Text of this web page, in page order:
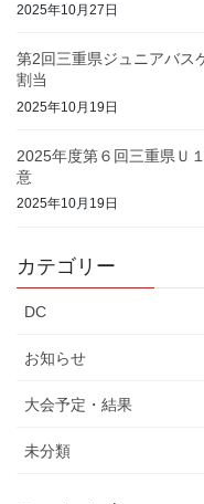
2025年10月27日
第2回三重県ジュニアバス
割当
2025年10月19日
2025年度第６回三重県Ｕ
意
2025年10月19日
カテゴリー
DC
お知らせ
大会予定・結果
未分類